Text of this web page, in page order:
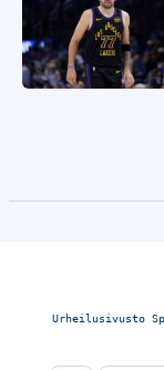
Urheilusivusto